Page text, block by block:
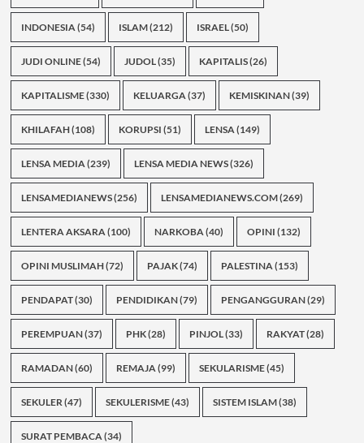
INDONESIA(54) ISLAM(212) ISRAEL(50)
JUDI ONLINE(54) JUDOL(35) KAPITALIS(26)
KAPITALISME(330) KELUARGA(37) KEMISKINAN(39)
KHILAFAH(108) KORUPSI (51) LENSA(149)
LENSA MEDIA(239) LENSA MEDIA NEWS(326)
LENSAMEDIANEWS(256) LENSAMEDIANEWS.COM(269)
LENTERA AKSARA(100) NARKOBA(40) OPINI (132)
OPINI MUSLIMAH(72) PAJAK(74) PALESTINA(153)
PENDAPAT(30) PENDIDIKAN(79) PENGANGGURAN(29)
PEREMPUAN(37) PHK(28) PINJOL(33) RAKYAT(28)
RAMADAN(60) REMAJA(99) SEKULARISME(45)
SEKULER(47) SEKULERISME(43) SISTEM ISLAM(38)
SURAT PEMBACA(34)